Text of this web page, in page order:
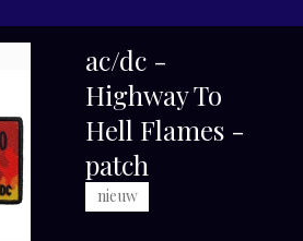
ac/dc -
Highway To
Hell Flames -
patch
nieuw